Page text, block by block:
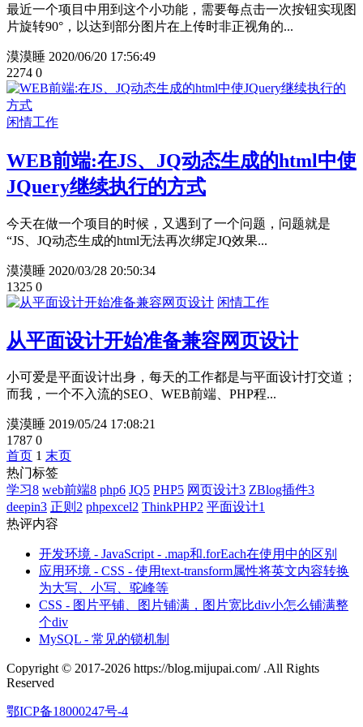
最近一个项目中用到这个小功能，需要每点击一次按钮实现图
片旋转90°，以达到部分图片在上传时非正视角的...
漠漠睡 2020/06/20 17:56:49
2274 0
闲情工作
WEB前端:在JS、JQ动态生成的html中使
JQuery继续执行的方式
今天在做一个项目的时候，又遇到了一个问题，问题就是
“JS、JQ动态生成的html无法再次绑定JQ效果...
漠漠睡 2020/03/28 20:50:34
1325 0
闲情工作
从平面设计开始准备兼容网页设计
小可爱是平面设计出身，每天的工作都是与平面设计打交道；
而我，一个不入流的SEO、WEB前端、PHP程...
漠漠睡 2019/05/24 17:08:21
1787 0
首页 1 末页
热门标签
学习8 web前端8 php6 JQ5 PHP5 网页设计3 ZBlog插件3
deepin3 正则 2 phpexcel2 ThinkPHP2 平面设计1
热评内容
开发环境 - JavaScript - .map和.forEach在使用中的区别
应用环境 - CSS - 使用text-transform属性将英文内容转换
为大写、小写、驼峰等
CSS - 图片平铺、图片铺满，图片宽比div小怎么铺满整
个div
MySQL - 常见的锁机制
Copyright © 2017-2026 https://blog.mijupai.com/ .All Rights
Reserved
鄂ICP备18000247号-4